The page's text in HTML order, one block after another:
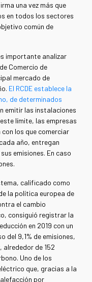
una vez más que
en todos los sectores
común de
importante analizar
Comercio de
mercado de
El RCDE establece la
de determinados
emitir las instalaciones
límite, las empresas
los que comerciar
año, entregan
emisiones. En caso
calificado como
la política europea de
el cambio
consiguió registrar la
en 2019 con un
del 9,1% de emisiones,
alrededor de 152
Uno de los
que, gracias a la
por